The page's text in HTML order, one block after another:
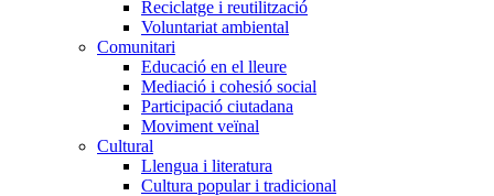
Reciclatge i reutilització
Voluntariat ambiental
Comunitari
Educació en el lleure
Mediació i cohesió social
Participació ciutadana
Moviment veïnal
Cultural
Llengua i literatura
Cultura popular i tradicional